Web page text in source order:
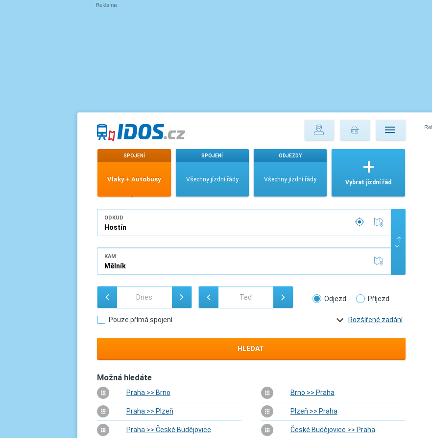
SPOJENÍ
Vlaky + Autobusy
SPOJENÍ
Všechny jízdní řády
ODJEZDY
Všechny jízdní řády Vybrat jízdní řád
ODKUD
KAM
Odjezd Příjezd
Pouze přímá spojení Rozšířené zadání
HLEDAT
Možná hledáte
Praha >> Brno Brno >> Praha
Praha >> Plzeň Plzeň >> Praha
Praha >> České Budějovice České Budějovice >> Praha